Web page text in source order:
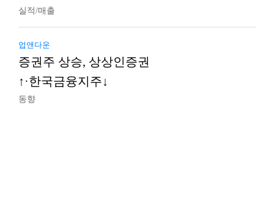
실적/매출
업앤다운
증권주 상승, 상상인증권
↑·한국금융지주↓
동향